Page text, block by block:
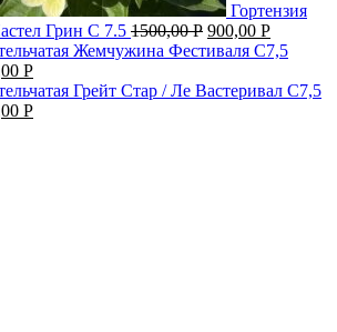
Гортензия
Грин C 7.5 1500,00Р 900,00 Р
Жемчужина Фестиваля С7,5
Р
Грейт Стар / Ле Вастеривал С7,5
Р